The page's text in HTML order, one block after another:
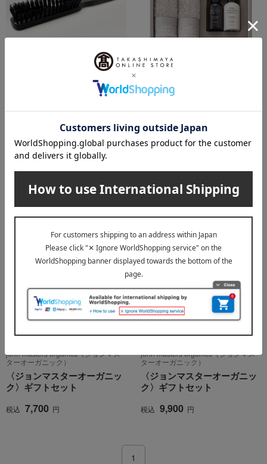
＜あれぐ＞ヘアブラシ （豚
6,600
送料無料
ターオーガニック）
〈ジョンマスターオーガニッ
ク〉ギフトセット
送料無料
john masters organics（ジョンマス
ターオーガニック）
〈ジョンマスターオーガニッ
ク〉ギフトセット
税込 7,700 円
送料無料
john masters organics（ジョンマス
ターオーガニック）
〈ジョンマスターオーガニッ
ク〉ギフトセット
税込 9,900 円
1